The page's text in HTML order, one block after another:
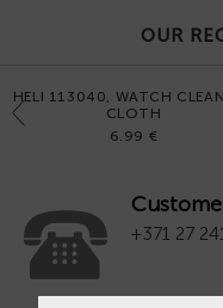
OUR
Previous
HELI 113040, WATCH
CLOTH
6.99 €
+371 27